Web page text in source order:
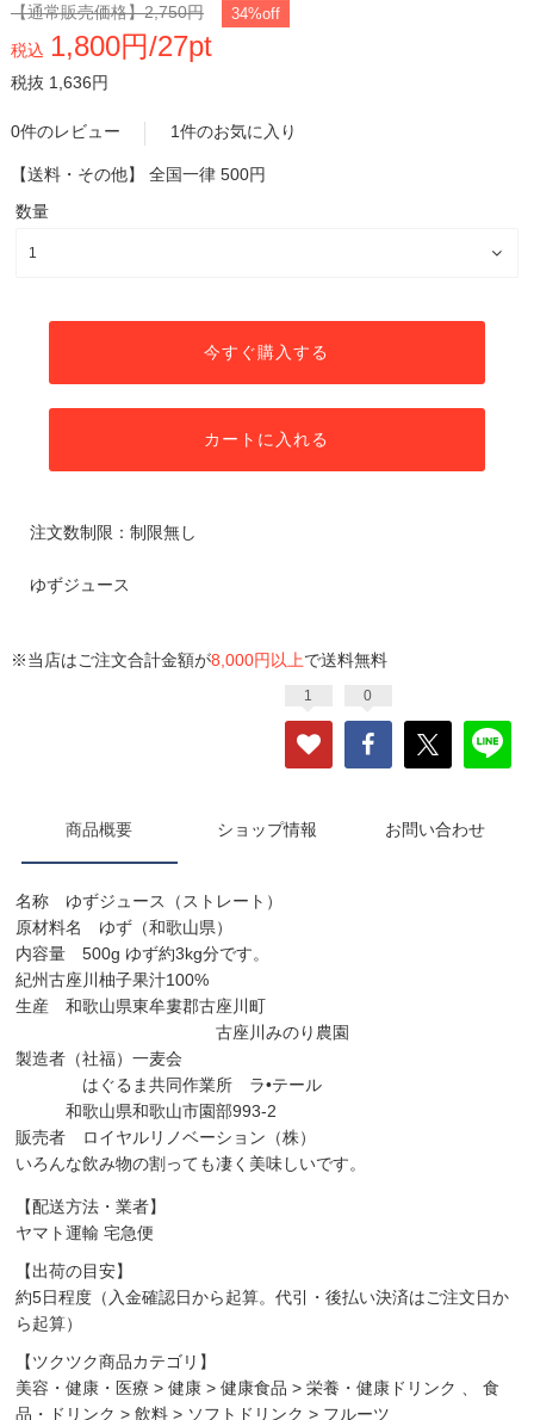
【通常販売価格】2,750円 34%off
税込 1,800円/27pt
税抜 1,636円
0件のレビュー 1件のお気に入り
【送料・その他】 全国一律 500円
数量
今すぐ購入する
カートに入れる
注文数制限：制限無し
ゆずジュース
※当店はご注文合計金額が8,000円以上で送料無料
1 0
商品概要 ショップ情報 お問い合わせ
名称 ゆずジュース（ストレート）
原材料名 ゆず（和歌山県）
内容量 500g ゆず約3kg分です。
紀州古座川柚子果汁100%
生産 和歌山県東牟婁郡古座川町
古座川みのり農園
製造者（社福）一麦会
はぐるま共同作業所 ラ•テール
和歌山県和歌山市園部993-2
販売者 ロイヤルリノベーション（株）
いろんな飲み物の割っても凄く美味しいです。
【配送方法・業者】
ヤマト運輸 宅急便
【出荷の目安】
約5日程度（入金確認日から起算。代引・後払い決済はご注文日か
ら起算）
【ツクツク商品カテゴリ】
美容・健康・医療 >健康 >健康食品 >栄養・健康ドリンク 、食
品・ドリンク >飲料 > ソフトドリンク > フルーツ